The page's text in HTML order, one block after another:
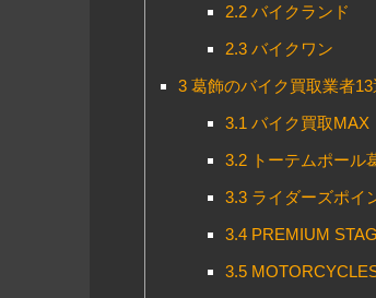
2.2バイクランド
2.3バイクワン
3 葛飾のバイク買取業者13
3.1バイク買取MAX
3.2トーテムポール
3.3ライダーズポイ
3.4PREMIUM
3.5